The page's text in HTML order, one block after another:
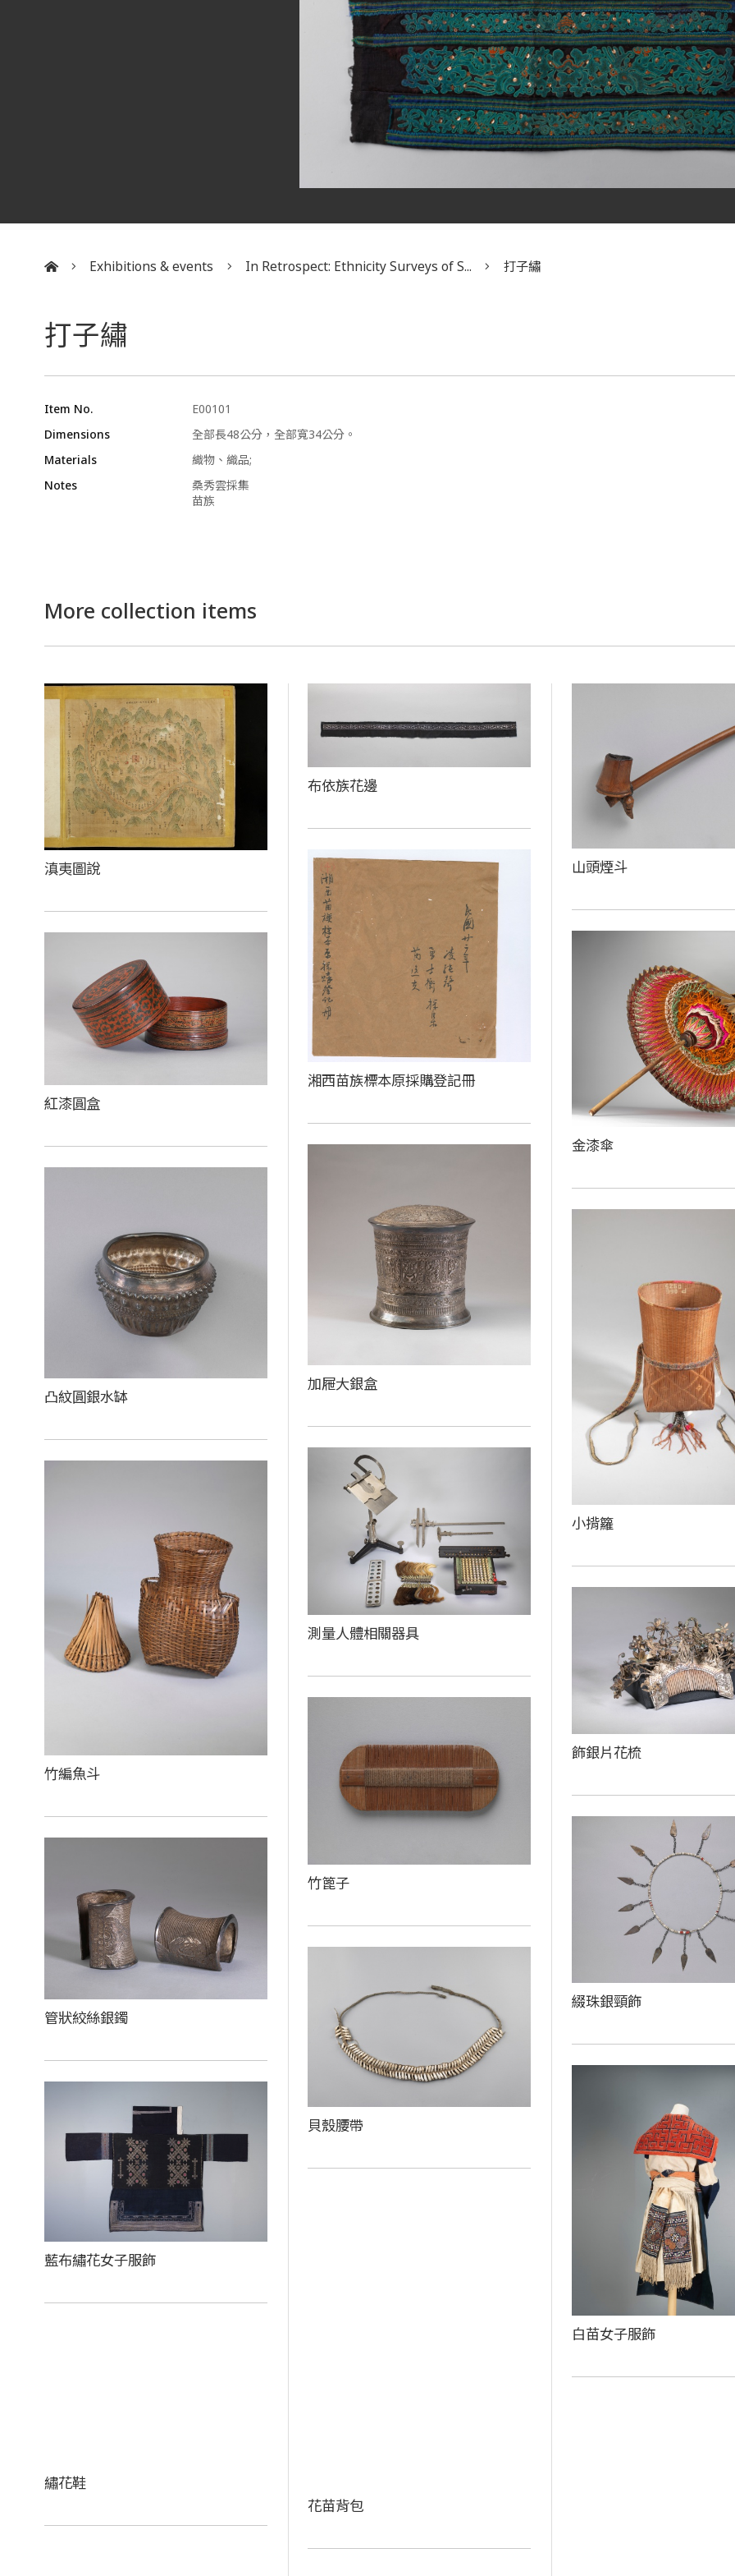
Exhibitions & events In Retrospect: Ethnicity Surveys of S... 打子繡
打子繡
Item No.
E00101
Dimensions
全部長48公分，全部寬34公分。
Materials
織物、織品;
Notes
桑秀雲採集
苗族
More collection items
滇夷圖說
布依族花邊
山頭煙斗
湘西苗族標本原採購登記冊
金漆傘
紅漆圓盒
加屜大銀盒
凸紋圓銀水缽
小揹籮
測量人體相關器具
竹編魚斗
飾銀片花梳
竹篦子
綴珠銀頸飾
管狀絞絲銀鐲
貝殼腰帶
白苗女子服飾
藍布繡花女子服飾
花苗背包
繡花鞋